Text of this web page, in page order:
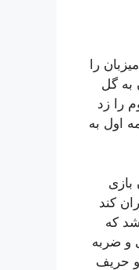
را
به گل
را زد
اول به
کند
که
و ضربه
و حریف